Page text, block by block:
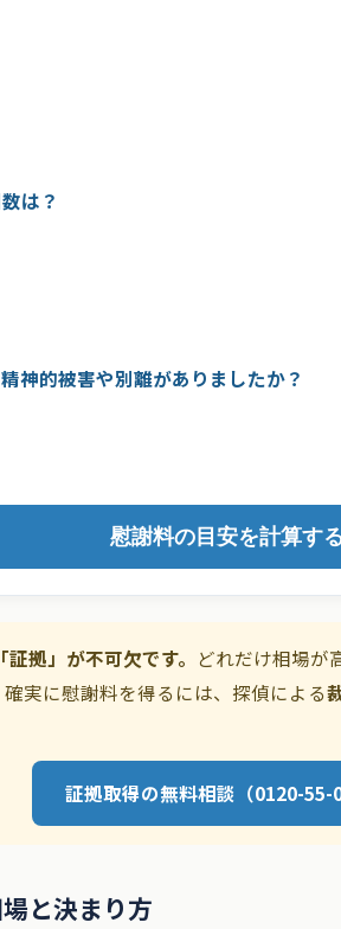
は？
神的被害や別離がありましたか？
慰謝料の目安を計算す
拠」が不可欠です。 どれだけ相場が
実に慰謝料を得るには、探偵による
証拠取得の無料相談（0120-55-
と決まり方